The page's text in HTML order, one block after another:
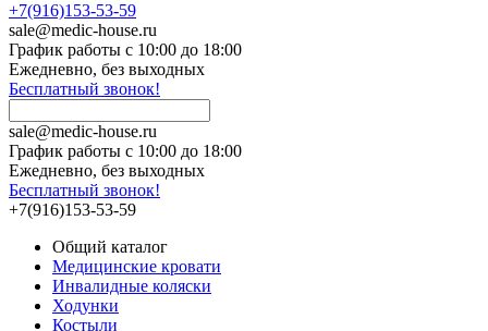
+7(916)153-53-59
sale@medic-house.ru
График работы с 10:00 до 18:00
Ежедневно, без выходных
Бесплатный звонок!
sale@medic-house.ru
График работы с 10:00 до 18:00
Ежедневно, без выходных
Бесплатный звонок!
+7(916)153-53-59
Общий каталог
Медицинские кровати
Инвалидные коляски
Ходунки
Костыли